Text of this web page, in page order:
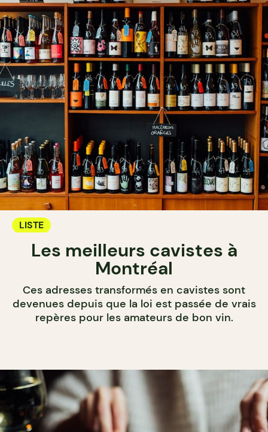
LISTE
Les meilleurs cavistes à
Montréal
Ces adresses transformés en cavistes sont
devenues depuis que la loi est passée de vrais
repères pour les amateurs de bon vin.